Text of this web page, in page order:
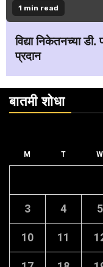
1 min read
विद्या निकेतनच्या डी.
प्रदान
बातमी शोधा
M T W
3 4 5
10 11